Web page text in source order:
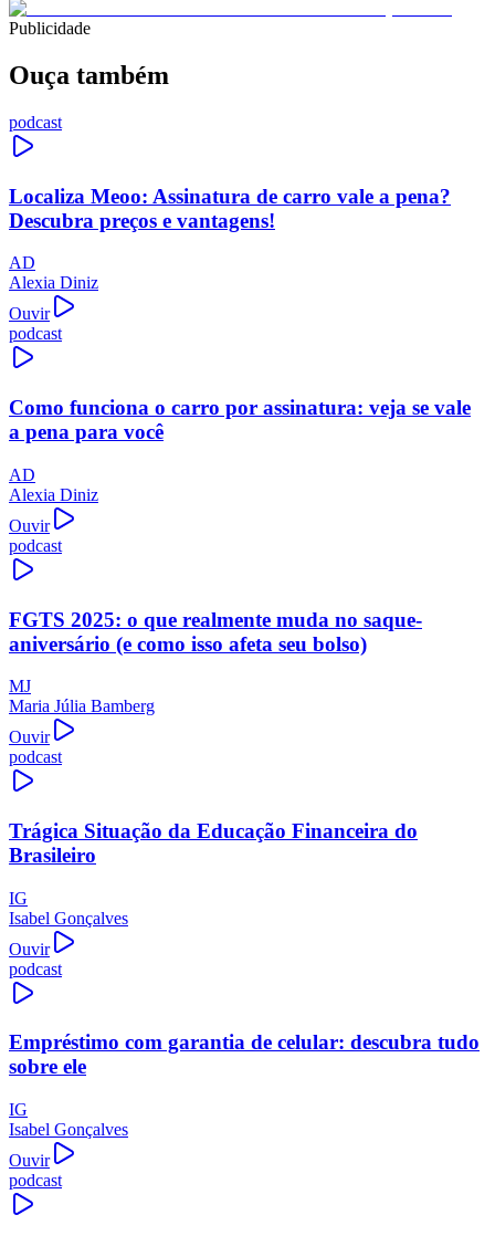
Publicidade
Ouça também
podcast
Localiza Meoo: Assinatura de carro vale a pena?
Descubra preços e vantagens!
AD
Alexia Diniz
Ouvir
podcast
Como funciona o carro por assinatura: veja se vale
a pena para você
AD
Alexia Diniz
Ouvir
podcast
FGTS 2025: o que realmente muda no saque-
aniversário (e como isso afeta seu bolso)
MJ
Maria Júlia Bamberg
Ouvir
podcast
Trágica Situação da Educação Financeira do
Brasileiro
IG
Isabel Gonçalves
Ouvir
podcast
Empréstimo com garantia de celular: descubra tudo
sobre ele
IG
Isabel Gonçalves
Ouvir
podcast